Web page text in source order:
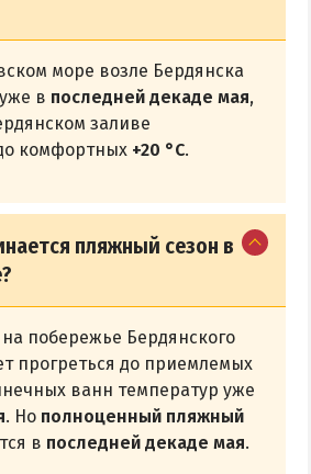
море возле Бердянска
в последней декаде мая,
заливе
комфортных +20 °С.
пляжный сезон в
побережье Бердянского
прогреться до приемлемых
ванн температур уже
. Но полноценный пляжный
в последней декаде мая.